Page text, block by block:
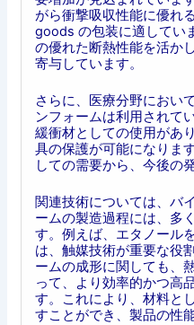
がら衝撃吸収性能に優れ
goods の包装に適してい
の優れた断熱性能を活か
寄与しています。
さらに、医療分野におい
ンフォームは利用されて
緩衝材としての使用があ
具の保護が可能になりま
しての需要から、今後の
関連技術については、バ
ームの製造過程には、多
す。例えば、エタノール
は、触媒技術が重要な役
ームの成形に関しても、
って、より効率的かつ高
す。これにより、材料と
すことができ、製品の性